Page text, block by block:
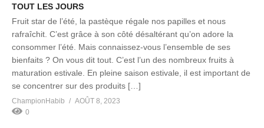
TOUT LES JOURS
Fruit star de l’été, la pastèque régale nos papilles et nous
rafraîchit. C’est grâce à son côté désaltérant qu’on adore la
consommer l’été. Mais connaissez-vous l’ensemble de ses
bienfaits ? On vous dit tout. C’est l’un des nombreux fruits à
maturation estivale. En pleine saison estivale, il est important de
se concentrer sur des produits […]
ChampionHabib
AOÛT 8, 2023
0